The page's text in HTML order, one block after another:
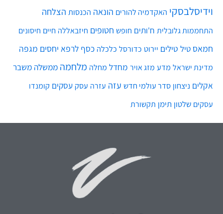
וידיסלבסקי האקדמיה להורים הונאה הכנסות הצלחה
התחממות גלובלית ח'ותים חופש חטופים חיזבאללה חיים חיסונים
חמאס טיל טילים יירוט כדורסל כלכלה כסף לרפא יחסים מגפה
מדינת ישראל מדע מזג אויר מחדל מחלה מלחמה ממשלה משבר
אקלים ניצחון סדר עולמי חדש עזה עזרה עסק עסקים קומנדו
עסקים שלטון תימן תקשורת